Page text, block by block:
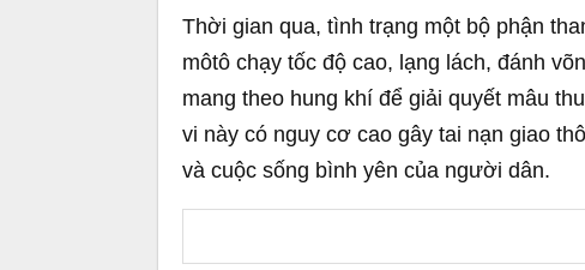
Thời gian qua, tình trạng một bộ phận
môtô chạy tốc độ cao, lạng lách, đánh
mang theo hung khí để giải quyết mâu
vi này có nguy cơ cao gây tai nạn giao
và cuộc sống bình yên của người dân.